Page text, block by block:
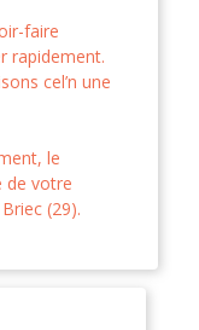
faire
rapidement.
cel’n une
le
de votre
(29).